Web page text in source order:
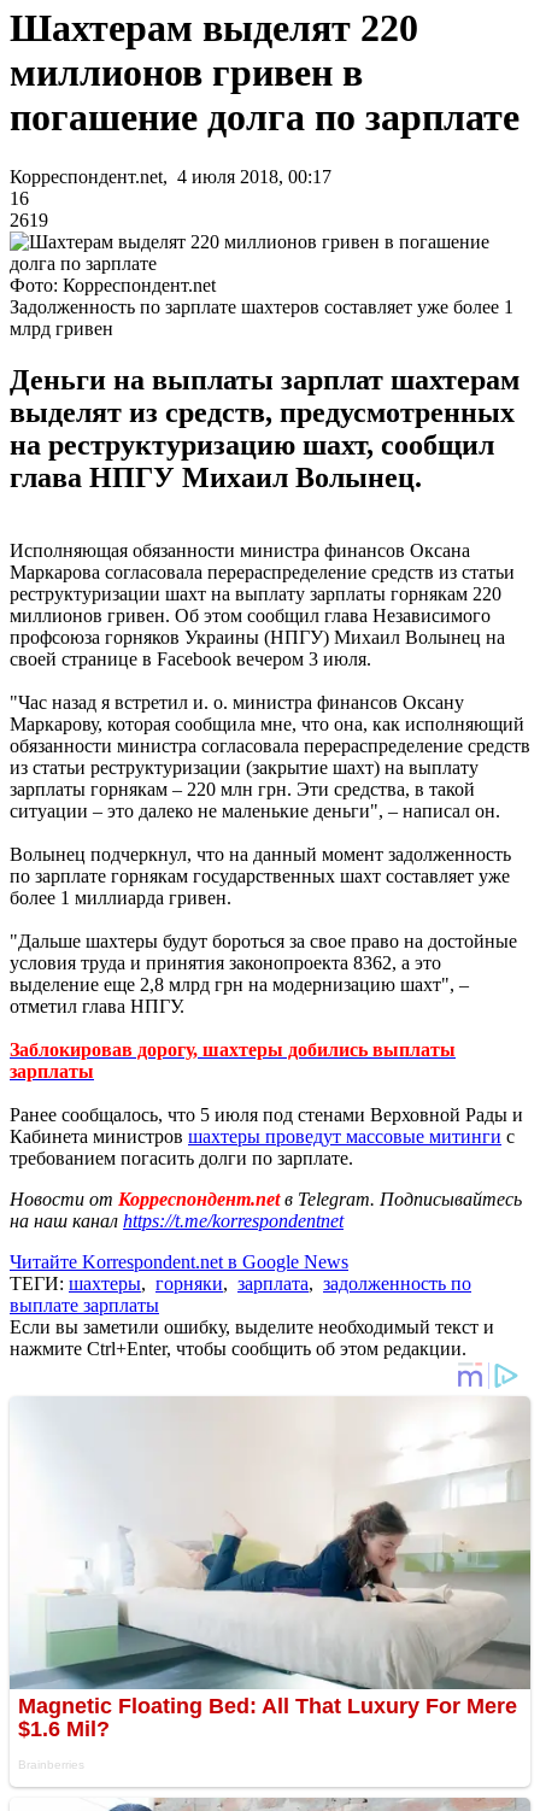
Шахтерам выделят 220
миллионов гривен в
погашение долга по зарплате
Корреспондент.net, 4 июля 2018, 00:17
16
2619
Фото: Корреспондент.net
Задолженность по зарплате шахтеров составляет уже более 1
млрд гривен
Деньги на выплаты зарплат шахтерам
выделят из средств, предусмотренных
на реструктуризацию шахт, сообщил
глава НПГУ Михаил Волынец.
Исполняющая обязанности министра финансов Оксана
Маркарова согласовала перераспределение средств из статьи
реструктуризации шахт на выплату зарплаты горнякам 220
миллионов гривен. Об этом сообщил глава Независимого
профсоюза горняков Украины (НПГУ) Михаил Волынец на
своей странице в Facebook вечером 3 июля.
"Час назад я встретил и. о. министра финансов Оксану
Маркарову, которая сообщила мне, что она, как исполняющий
обязанности министра согласовала перераспределение средств
из статьи реструктуризации (закрытие шахт) на выплату
зарплаты горнякам – 220 млн грн. Эти средства, в такой
ситуации – это далеко не маленькие деньги", – написал он.
Волынец подчеркнул, что на данный момент задолженность
по зарплате горнякам государственных шахт составляет уже
более 1 миллиарда гривен.
"Дальше шахтеры будут бороться за свое право на достойные
условия труда и принятия законопроекта 8362, а это
выделение еще 2,8 млрд грн на модернизацию шахт", –
отметил глава НПГУ.
Заблокировав дорогу, шахтеры добились выплаты
зарплаты
Ранее сообщалось, что 5 июля под стенами Верховной Рады и
Кабинета министров шахтеры проведут массовые митинги с
требованием погасить долги по зарплате.
Новости от Корреспондент.netв Telegram. Подписывайтесь
на наш канал https://t.me/korrespondentnet
Читайте Korrespondent.net в Google News
ТЕГИ: шахтеры, горняки, зарплата, задолженность по
выплате зарплаты
Если вы заметили ошибку, выделите необходимый текст и
нажмите Ctrl+Enter, чтобы сообщить об этом редакции.